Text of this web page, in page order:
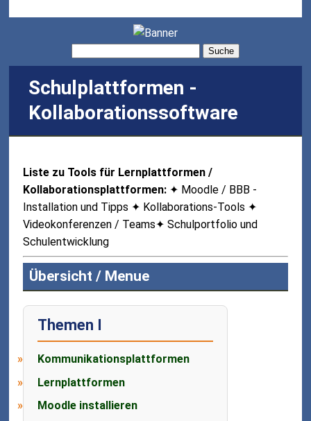
Suche
Schulplattformen -
Kollaborationssoftware
Liste zu Tools für Lernplattformen /
Kollaborationsplattformen: ✦ Moodle / BBB -
Installation und Tipps ✦ Kollaborations-Tools ✦
Videokonferenzen / Teams✦ Schulportfolio und
Schulentwicklung
Übersicht / Menue
Themen I
Kommunikationsplattformen
Lernplattformen
Moodle installieren